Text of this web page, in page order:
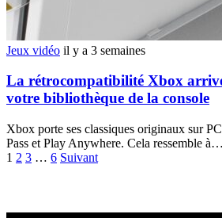
Jeux vidéo il y a 3 semaines
La rétrocompatibilité Xbox
votre bibliothèque de la console
Xbox porte ses classiques originaux sur
Pass et Play Anywhere. Cela ressemble à…
Pagination
1 2 3 … 6 Suivant